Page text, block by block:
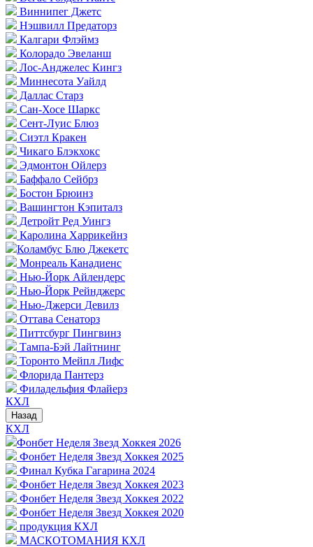
Виннипег Джетс
Нэшвилл Предаторз
Калгари Флэймз
Колорадо Эвеланш
Лос-Анджелес Кингз
Миннесота Уайлд
Даллас Старз
Сан-Хосе Шаркс
Сент-Луис Блюз
Сиэтл Кракен
Чикаго Блэкхокс
Эдмонтон Ойлерз
Баффало Сейбрз
Бостон Брюинз
Вашингтон Кэпиталз
Детройт Ред Уингз
Каролина Харрикейнз
Коламбус Блю Джекетс
Монреаль Канадиенс
Нью-Йорк Айлендерс
Нью-Йорк Рейнджерс
Нью-Джерси Девилз
Оттава Сенаторз
Питтсбург Пингвинз
Тампа-Бэй Лайтнинг
Торонто Мейпл Лифс
Флорида Пантерз
Филадельфия Флайерз
КХЛ
Назад
КХЛ
Фонбет Неделя Звезд Хоккея 2026
Фонбет Неделя Звезд Хоккея 2025
Финал Кубка Гагарина 2024
Фонбет Неделя Звезд Хоккея 2023
Фонбет Неделя Звезд Хоккея 2022
Фонбет Неделя Звезд Хоккея 2020
продукция КХЛ
МАСКОТОМАНИЯ КХЛ